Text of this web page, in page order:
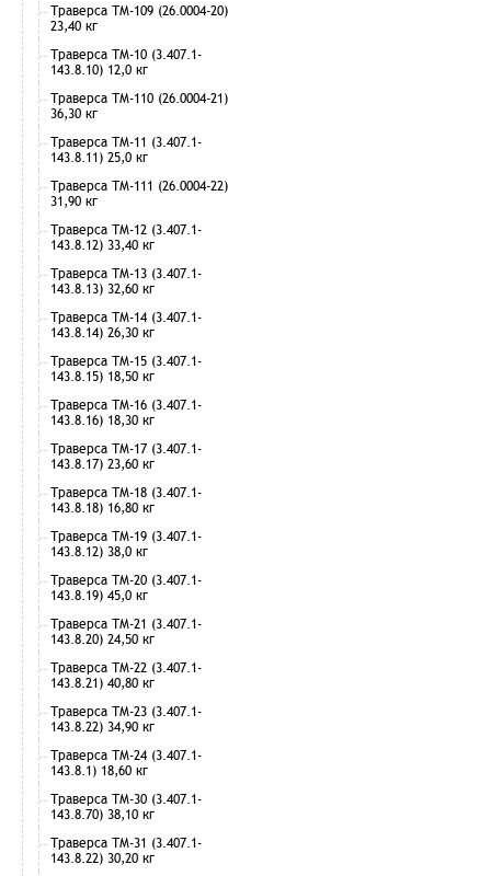
Траверса ТМ-109 (26.0004-20)
23,40 кг
Траверса ТМ-10 (3.407.1-
143.8.10) 12,0 кг
Траверса ТМ-110 (26.0004-21)
36,30 кг
Траверса ТМ-11 (3.407.1-
143.8.11) 25,0 кг
Траверса ТМ-111 (26.0004-22)
31,90 кг
Траверса ТМ-12 (3.407.1-
143.8.12) 33,40 кг
Траверса ТМ-13 (3.407.1-
143.8.13) 32,60 кг
Траверса ТМ-14 (3.407.1-
143.8.14) 26,30 кг
Траверса ТМ-15 (3.407.1-
143.8.15) 18,50 кг
Траверса ТМ-16 (3.407.1-
143.8.16) 18,30 кг
Траверса ТМ-17 (3.407.1-
143.8.17) 23,60 кг
Траверса ТМ-18 (3.407.1-
143.8.18) 16,80 кг
Траверса ТМ-19 (3.407.1-
143.8.12) 38,0 кг
Траверса ТМ-20 (3.407.1-
143.8.19) 45,0 кг
Траверса ТМ-21 (3.407.1-
143.8.20) 24,50 кг
Траверса ТМ-22 (3.407.1-
143.8.21) 40,80 кг
Траверса ТМ-23 (3.407.1-
143.8.22) 34,90 кг
Траверса ТМ-24 (3.407.1-
143.8.1) 18,60 кг
Траверса ТМ-30 (3.407.1-
143.8.70) 38,10 кг
Траверса ТМ-31 (3.407.1-
143.8.22) 30,20 кг